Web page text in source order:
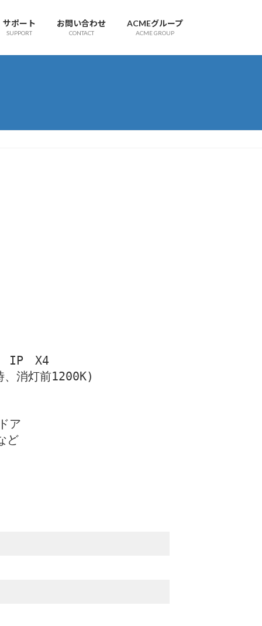
サポート
SUPPORT
お問い合わせ
CONTACT
ACMEグループ
ACME GROUP
IP　X4
消灯前1200K)
ア
ど